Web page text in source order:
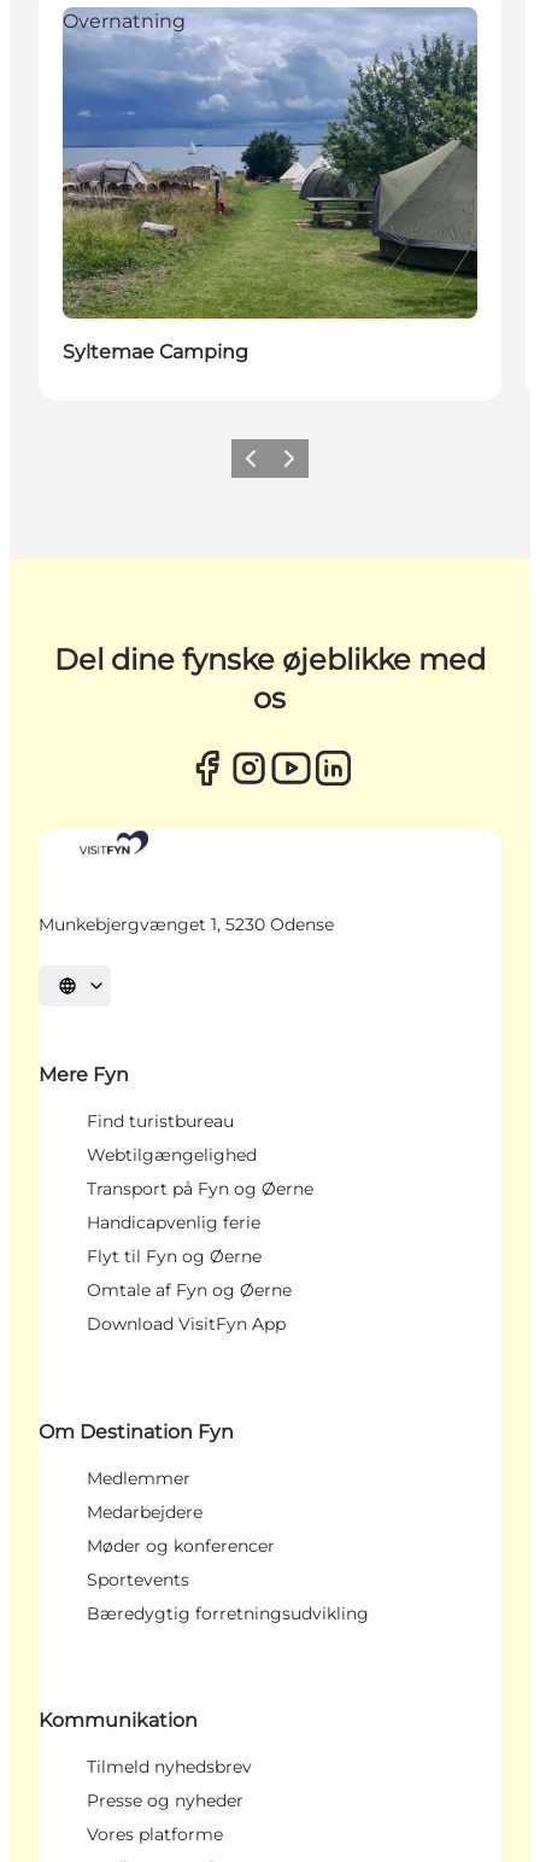
Overnatning
Syltemae Camping
ForrigeNæste
Del dine fynske øjeblikke med
os
Munkebjergvænget 1, 5230 Odense
Vælg sprog
Mere Fyn
Find turistbureau
Webtilgængelighed
Transport på Fyn og Øerne
Handicapvenlig ferie
Flyt til Fyn og Øerne
Omtale af Fyn og Øerne
Download VisitFyn App
Om Destination Fyn
Medlemmer
Medarbejdere
Møder og konferencer
Sportevents
Bæredygtig forretningsudvikling
Kommunikation
Tilmeld nyhedsbrev
Presse og nyheder
Vores platforme